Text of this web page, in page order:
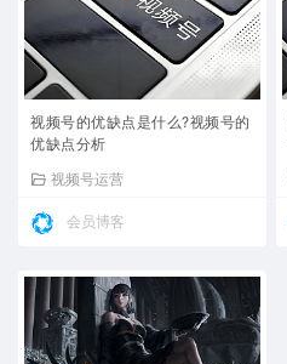
视频号的优缺点是什么?视频号的
优缺点分析
视频号运营
会员博客